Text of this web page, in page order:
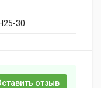
30
отзыв